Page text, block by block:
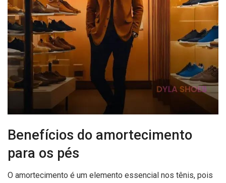
Benefícios do amortecimento
para os pés
O amortecimento é um elemento essencial nos tênis, pois